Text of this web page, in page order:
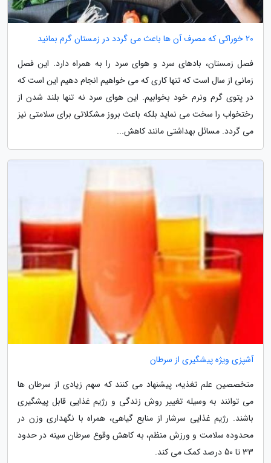
20 خوراکی که مصرف آن ها باعث می گردد در زمستان گرم بمانید
فصل زمستان، بادهای سرد و هوای سرد را به همراه دارد. این فصل
زمانی از سال است که تنها کاری که می خواهیم انجام دهیم این است که
در پتوی گرم ونرم خود بخوابیم. این هوای سرد نه تنها بلند شدن از
رختخواب را سخت می نماید بلکه باعث بروز مشکلاتی برای سلامتی نیز
می گردد. مسائل بهداشتی مانند کاهش...
آشپزی ویژه پیشگیری از سرطان
متخصصین علم تغذیه، پیشنهاد می کنند که سهم زیادی از سرطان ها
می توانند به وسیله تغییر روش زندگی و رژیم غذایی قابل پیشگیری
باشند. رژیم غذایی سرشار از منابع گیاهی، همراه با نگهداری وزن در
محدوده سلامت و ورزش منظم، به کاهش وقوع سرطان سینه در حدود
33 تا 50 درصد کمک می کند.